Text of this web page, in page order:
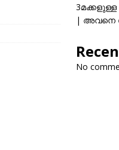
3മക്കളുള്ള
| അവനെ
No